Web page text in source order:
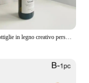
Portabottiglie in legno creativo personalizzato artigianato in legno vino regali portabottiglie